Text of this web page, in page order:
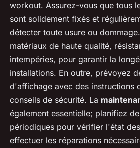
workout. Assurez-vous que tous
sont solidement fixés et
détecter toute usure ou
matériaux de haute qualité,
intempéries, pour garantir la
installations. En outre, prévoyez
d'affichage avec des instructions
conseils de sécurité. La
également essentielle; planifiez
périodiques pour vérifier l'état
effectuer les réparations